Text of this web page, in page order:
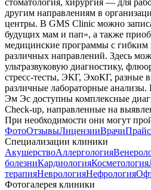
другим направлениям в
центры. В GMS Clinic можно
будущих мам и пап», а также
медицинские программы с гибким
различных направлений. Здесь
ультразвуковую диагностику,
стресс-тесты, ЭКГ, ЭхоКГ, разные
различные лабораторные
Эм Эс доступны комплексные
Check-up, направленные на
При необходимости они могут
ФотоОтзывыЛицензииВрачи
Специализации клиники
АкушерствоАллергология
болезниКардиологияКосметология
терапияНеврологияНефрология
Фотогалерея клиники